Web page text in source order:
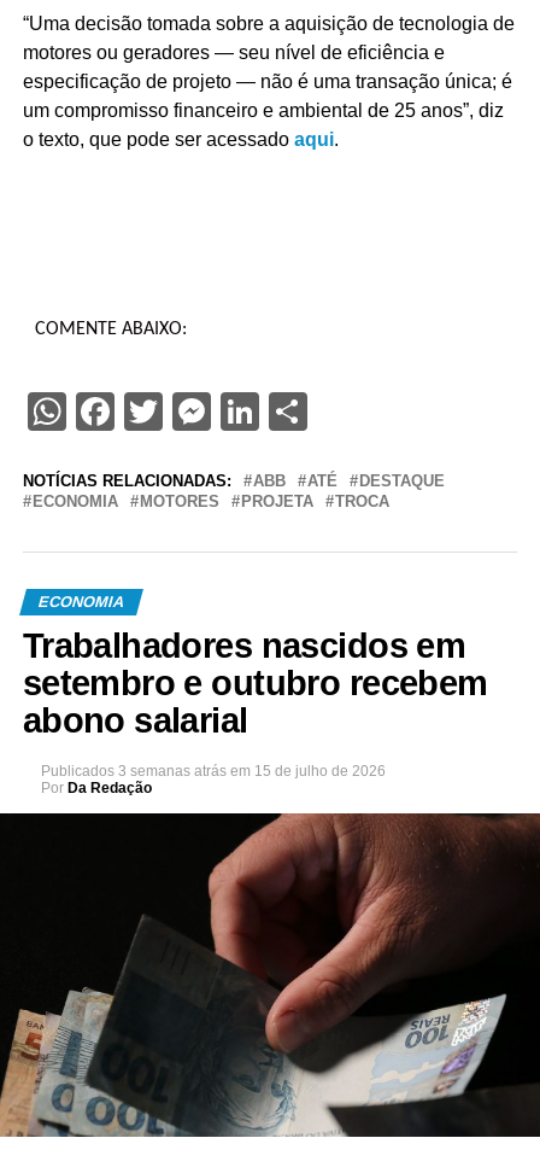
“Uma decisão tomada sobre a aquisição de tecnologia de
motores ou geradores — seu nível de eficiência e
especificação de projeto — não é uma transação única; é
um compromisso financeiro e ambiental de 25 anos”, diz
o texto, que pode ser acessado aqui.
COMENTE ABAIXO:
WhatsApp
Facebook
TwitterMessenger
LinkedIn
NOTÍCIAS RELACIONADAS: ABB ATÉ
DESTAQUE
ECONOMIA
MOTORES PROJETA TROCA
ECONOMIA
Trabalhadores nascidos em
setembro e outubro recebem
abono salarial
Publicados 3 semanas atrás em 15 de julho de 2026
Por Da Redação